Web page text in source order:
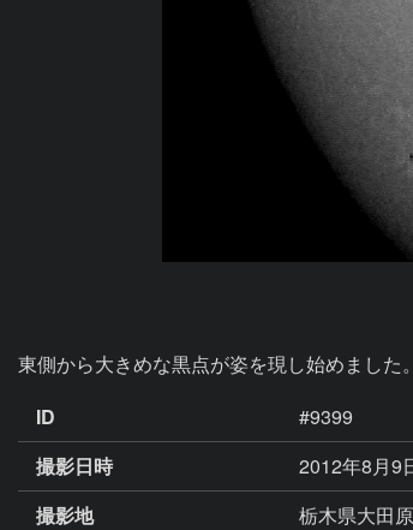
東側から大きめな黒点が姿を現し始めました
ID
#9399
撮影日時
2012年8月9
撮影地
栃木県大田